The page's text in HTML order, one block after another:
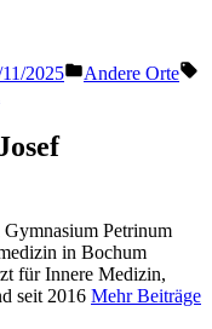
2025
Veröffentlicht
Andere Orte
Petrinum
in Bochum
für Innere Medizin,
seit 2016 Mehr Beiträge